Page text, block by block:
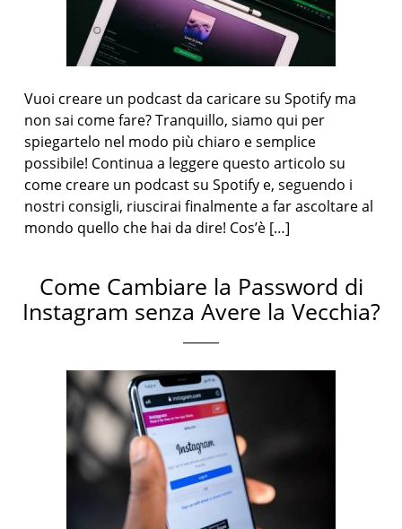
Vuoi creare un podcast da caricare su Spotify ma
non sai come fare? Tranquillo, siamo qui per
spiegartelo nel modo più chiaro e semplice
possibile! Continua a leggere questo articolo su
come creare un podcast su Spotify e, seguendo i
nostri consigli, riuscirai finalmente a far ascoltare al
mondo quello che hai da dire! Cos’è […]
Come Cambiare la Password di
Instagram senza Avere la Vecchia?